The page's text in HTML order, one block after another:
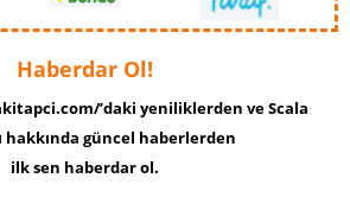
Haberdar Ol!
’daki yeniliklerden ve Scala
hakkında güncel haberlerden
ilk sen haberdar ol.